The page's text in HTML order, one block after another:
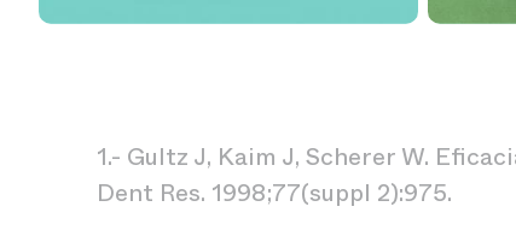
1.- Gultz J, Kaim J, Scherer W.
Dent Res. 1998;77(suppl 2):975.